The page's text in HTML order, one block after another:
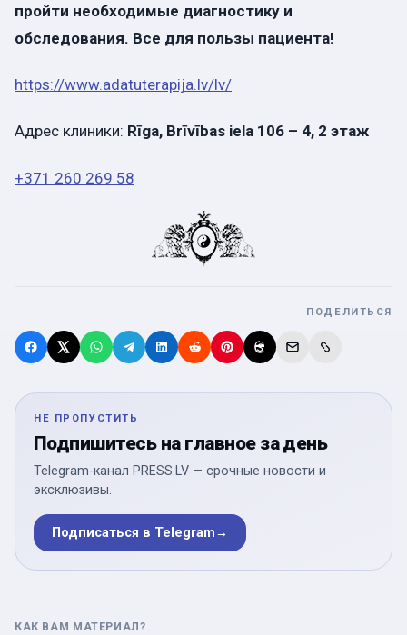
пройти необходимые диагностику и
обследования. Все для пользы пациента!
https://www.adatuterapija.lv/lv/
Адрес клиники: Rīga, Brīvības iela 106 – 4, 2 этаж
+371 260 269 58
ПОДЕЛИТЬСЯ
НЕ ПРОПУСТИТЬ
Подпишитесь на главное за день
Telegram-канал PRESS.LV — срочные новости и
эксклюзивы.
Подписаться в Telegram→
КАК ВАМ МАТЕРИАЛ?